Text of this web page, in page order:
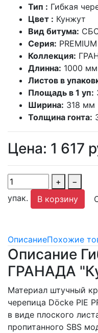
Тип : Гибкая
Цвет : Кунжут
Вид битума:
Серия: PREMIUM
Коллекция:
Длинна: 1000 мм
Листов в
Площадь в 1 уп:
Ширина: 318 мм
Толщина гонта:
Цена: 1 617
+
−
упак.
В корзину
ОписаниеПохожие
Описание
ГРАНАДА
Материал штучный
черепица Döcke PIE
в виде плоского
пропитанного SBS